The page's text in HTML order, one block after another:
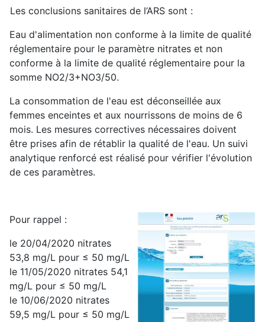
Les conclusions sanitaires de l’ARS sont :
Eau d'alimentation non conforme à la limite de qualité
réglementaire pour le paramètre nitrates et non
conforme à la limite de qualité réglementaire pour la
somme NO2/3+NO3/50.
La consommation de l'eau est déconseillée aux
femmes enceintes et aux nourrissons de moins de 6
mois. Les mesures correctives nécessaires doivent
être prises afin de rétablir la qualité de l'eau. Un suivi
analytique renforcé est réalisé pour vérifier l'évolution
de ces paramètres.
Pour rappel :
le 20/04/2020 nitrates
53,8 mg/L pour ≤ 50 mg/L
le 11/05/2020 nitrates 54,1
mg/L pour ≤ 50 mg/L
le 10/06/2020 nitrates
59,5 mg/L pour ≤ 50 mg/L